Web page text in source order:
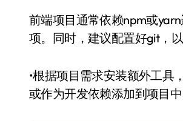
前端项目通常依赖npm或
项。同时，建议配置好git，
•根据项目需求安装额外工具
或作为开发依赖添加到项目中